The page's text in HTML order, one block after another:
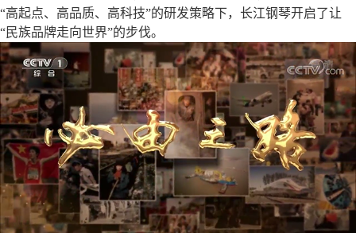
“高起点、高品质、高科技”的研发策略下，长江钢琴开启了让
“民族品牌走向世界”的步伐。